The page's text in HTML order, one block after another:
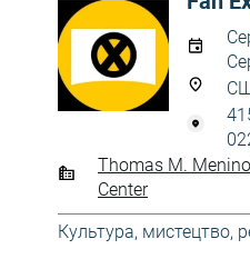
Thomas M.
Center
Культура, мистецтво,